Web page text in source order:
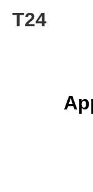
T24